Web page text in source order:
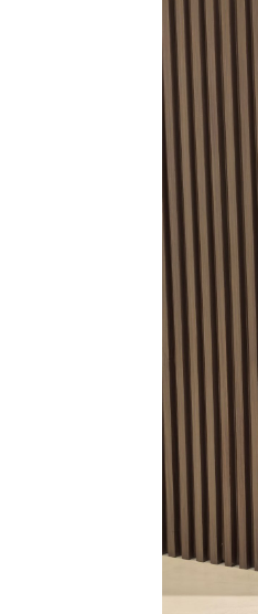
Hermes
LOUIS
Chanel
Loewe
Celine
Dior
Gucci
Fendi
Prada
Balenciaga
MiuMiu